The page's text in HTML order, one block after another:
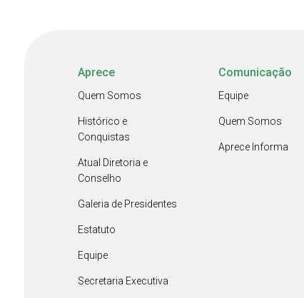
Aprece
Quem Somos
Histórico e
Conquistas
Atual Diretoria e
Conselho
Galeria de Presidentes
Estatuto
Equipe
Secretaria Executiva
Comunicação
Equipe
Quem Somos
Aprece Informa